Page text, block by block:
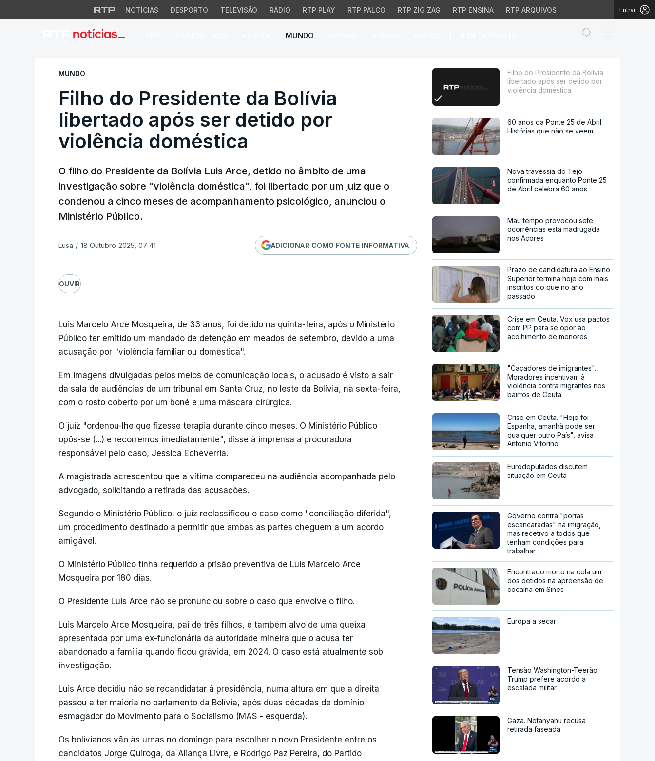
NOTÍCIAS DESPORTO TELEVISÃO RÁDIO RTP PLAY RTP PALCO RTP ZIG ZAG RTP ENSINA RTP ARQUIVOS Entrar
MUNDO
Filho do Presidente da Bolívia libertado após ser detido por
MUNDO
Filho do Presidente da Bolívia
libertado após ser detido por
violência doméstica
O filho do Presidente da Bolívia Luis Arce, detido no âmbito de uma
investigação sobre "violência doméstica", foi libertado por um juiz que o
condenou a cinco meses de acompanhamento psicológico, anunciou o
Ministério Público.
Lusa / 18 Outubro 2025, 07:41 ADICIONAR COMO FONTE INFORMATIVA
OUVIR
Luis Marcelo Arce Mosqueira, de 33 anos, foi detido na quinta-feira, após o Ministério
Público ter emitido um mandado de detenção em meados de setembro, devido a uma
acusação por "violência familiar ou doméstica".
Em imagens divulgadas pelos meios de comunicação locais, o acusado é visto a sair
da sala de audiências de um tribunal em Santa Cruz, no leste da Bolívia, na sexta-feira,
com o rosto coberto por um boné e uma máscara cirúrgica.
O juiz "ordenou-lhe que fizesse terapia durante cinco meses. O Ministério Público
opôs-se (...) e recorremos imediatamente", disse à imprensa a procuradora
responsável pelo caso, Jessica Echeverria.
A magistrada acrescentou que a vítima compareceu na audiência acompanhada pelo
advogado, solicitando a retirada das acusações.
Segundo o Ministério Público, o juiz reclassificou o caso como "conciliação diferida",
um procedimento destinado a permitir que ambas as partes cheguem a um acordo
amigável.
O Ministério Público tinha requerido a prisão preventiva de Luis Marcelo Arce
Mosqueira por 180 dias.
O Presidente Luis Arce não se pronunciou sobre o caso que envolve o filho.
Luis Marcelo Arce Mosqueira, pai de três filhos, é também alvo de uma queixa
apresentada por uma ex-funcionária da autoridade mineira que o acusa ter
abandonado a família quando ficou grávida, em 2024. O caso está atualmente sob
investigação.
Luis Arce decidiu não se recandidatar à presidência, numa altura em que a direita
passou a ter maioria no parlamento da Bolívia, após duas décadas de domínio
esmagador do Movimento para o Socialismo (MAS - esquerda).
Os bolivianos vão às urnas no domingo para escolher o novo Presidente entre os
candidatos Jorge Quiroga, da Aliança Livre, e Rodrigo Paz Pereira, do Partido
Filho do Presidente da Bolívia
libertado após ser detido por
violência doméstica
60 anos da Ponte 25 de Abril.
Histórias que não se veem
Nova travessia do Tejo
confirmada enquanto Ponte 25
de Abril celebra 60 anos
Mau tempo provocou sete
ocorrências esta madrugada
nos Açores
Prazo de candidatura ao Ensino
Superior termina hoje com mais
inscritos do que no ano
passado
Crise em Ceuta. Vox usa pactos
com PP para se opor ao
acolhimento de menores
"Caçadores de imigrantes".
Moradores incentivam à
violência contra migrantes nos
bairros de Ceuta
Crise em Ceuta. "Hoje foi
Espanha, amanhã pode ser
qualquer outro País", avisa
António Vitorino
Eurodeputados discutem
situação em Ceuta
Governo contra "portas
escancaradas" na imigração,
mas recetivo a todos que
tenham condições para
trabalhar
Encontrado morto na cela um
dos detidos na apreensão de
cocaína em Sines
Europa a secar
Tensão Washington-Teerão.
Trump prefere acordo a
escalada militar
Gaza. Netanyahu recusa
retirada faseada